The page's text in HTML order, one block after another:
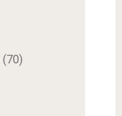
(70)